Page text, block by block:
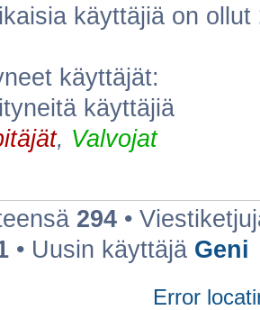
käyttäjiä on ollut
käyttäjät:
käyttäjiä
, Valvojat
294 •
• Uusin käyttäjä Geni
Error